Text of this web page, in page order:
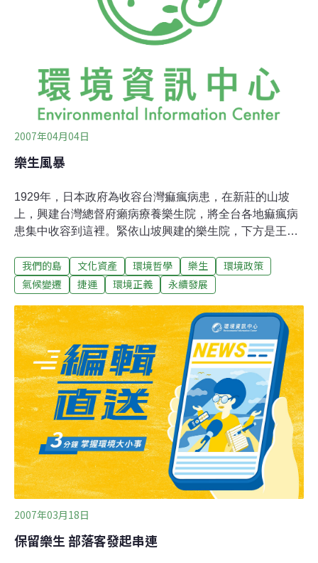
阻擋立法。吳秉叡則趁勢發飆，要求會議立即終止。最後
協商主席、親民黨籍立委鍾紹和宣布，由於各黨委員有不
同意見，先將法案暫時擱置，宣布散會。賴幸媛強調，這
憤怒。協商會後，賴幸媛、國民黨立委雷倩、民進黨立委
田秋瑾留下來想對策，不過紛紛搖頭認為立法已不可行
2007年04月04日
樂生風暴
1929年，日本政府為收容台灣痲瘋病患，在新莊的山坡
上，興建台灣總督府癩病療養樂生院，將全台各地痲瘋病
患集中收容到這裡。緊依山坡興建的樂生院，下方是王字
的不同收容房舍。樂生院如同隱密的空間，進入的病患，
過著隔絕人世的生活。俗稱癩病的痲瘋病，存在人類世紀
進步下，總是帶著恐懼與仇視的心理，以拘禁隔離方式對
待。阿添叔16歲入院，他一直記得與家人分離的時刻，在
半路遇見爸媽的傷心。在國民政府來台，依舊延續日本強
制隔離政策，但是隨著新藥的研發，以及了解痲瘋病的低
度傳染性，才陸續放鬆管制，1954年開放病癒的患者返
家；但並未有足夠的宣導教育，解開民間的歧視，樂生病
患始終活在社會的排斥目光中。社會的排擠，讓樂生院民
走不出去，反而將這個曾經囚禁他們的場所，當成躲避歧
視的家園，一住就是幾十年。痲瘋病正名為漢生病
我們的島 文化資產 環境哲學 樂生
環境政策
氣候變遷
捷運 環境正義 永續發展
2007年03月18日
保留樂生 部落客發起串連